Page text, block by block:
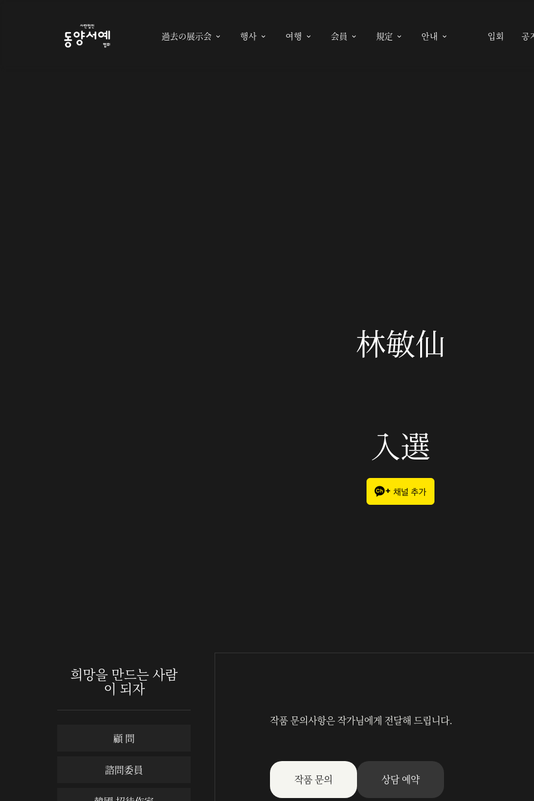
過去の展示会  행사  여행  会員  規定  안내  입회 공
林敏仙
入選
희망을 만드는 사람
이 되자
顧 問
諮問委員
작품 문의사항은 작가님에게 전달해 드립니다.
작품 문의 상담 예약